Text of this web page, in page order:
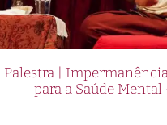
Palestra |
para a Saúde Mental